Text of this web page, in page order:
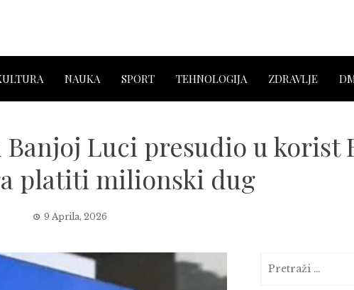
NAUKA SPORT TEHNOLOGIJA ZDRAVLJE
Banjoj Luci presudio u korist
platiti milionski dug
9 Aprila, 2026